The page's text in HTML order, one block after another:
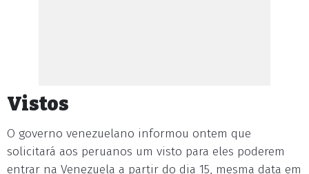
Vistos
O governo venezuelano informou ontem que
solicitará aos peruanos um visto para eles poderem
entrar na Venezuela a partir do dia 15, mesma data em